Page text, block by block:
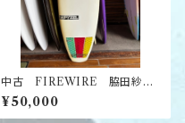
中古 FIREWIRE 脇田紗良
プロ使用ボード
¥50,000